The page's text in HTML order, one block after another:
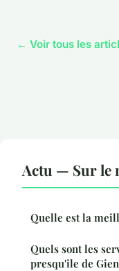
← Voir tous les
Actu — Sur le
Quelle est la
Quels sont les
presqu'ile de